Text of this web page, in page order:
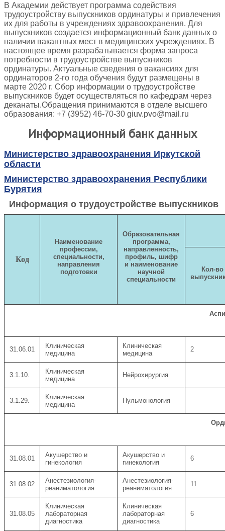
В Академии действует программа содействия
трудоустройству выпускников ординатуры и привлечения
их для работы в учреждениях здравоохранения. Для
выпускников создается информационный банк данных о
наличии вакантных мест в медицинских учреждениях. В
настоящее время разрабатывается форма запроса
потребности в трудоустройстве выпускников
ординатуры. Актуальные сведения о вакансиях для
ординаторов 2-го года обучения будут размещены в
марте 2020 г. Сбор информации о трудоустройстве
выпускников будет осуществляться по кафедрам через
деканаты.Обращения принимаются в отделе высшего
образования: +7 (3952) 46-70-30 giuv.pvo@mail.ru
Информационный банк данных
Министерство здравоохранения Иркутской
области
Министерство здравоохранения Республики
Бурятия
Информация о трудоустройстве выпускников
Код
Наименование
профессии,
специальности,
направления
подготовки
Образовательная
программа,
направленность,
профиль, шифр
и наименование
научной
специальности
Кол-во
31.06.01
Клиническая
медицина
Клиническая
медицина
2
3.1.10.
Клиническая
медицина
Нейрохирургия
3.1.29.
Клиническая
медицина
Пульмонология
31.08.01
Акушерство и
гинекология
Акушерство и
гинекология
6
31.08.02
Анестезиология-
реаниматология
Анестезиология-
реаниматология
11
31.08.05
Клиническая
лабораторная
диагностика
Клиническая
лабораторная
диагностика
6